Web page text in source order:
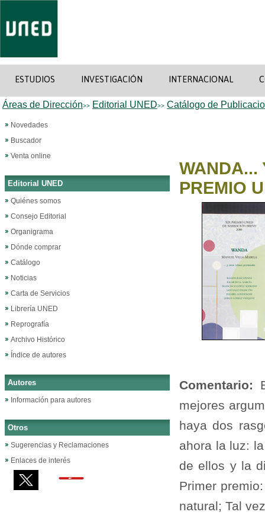
ESTUDIOS INVESTIGACIÓN INTERNACIONAL
Áreas de Dirección>> Editorial UNED>> Catálogo de
Novedades
Buscador
Venta online
Editorial UNED
Quiénes somos
Consejo Editorial
Organigrama
Dónde comprar
Catálogo
Noticias
Carta de Servicios
Librería UNED
Reprografía
Archivo Histórico
Índice de autores
Autores
Información para autores
Otros
Sugerencias y Reclamaciones
Enlaces de interés
WANDA...
PREMIO
Comentario:
mejores
haya dos
ahora la luz:
de ellos y la
Primer
natural; Tal